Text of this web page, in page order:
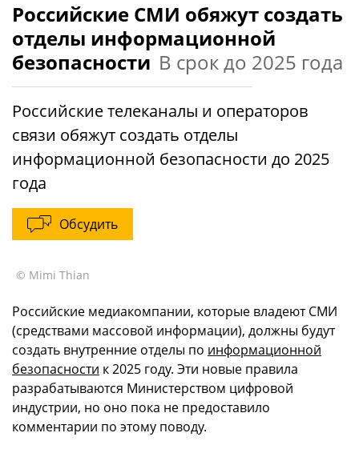
Российские СМИ обяжут создать
отделы информационной
безопасности В срок до 2025 года
Российские телеканалы и операторов
связи обяжут создать отделы
информационной безопасности до 2025
года
Обсудить
© Mimi Thian
Российские медиакомпании, которые владеют СМИ
(средствами массовой информации), должны будут
создать внутренние отделы по информационной
безопасности к 2025 году. Эти новые правила
разрабатываются Министерством цифровой
индустрии, но оно пока не предоставило
комментарии по этому поводу.